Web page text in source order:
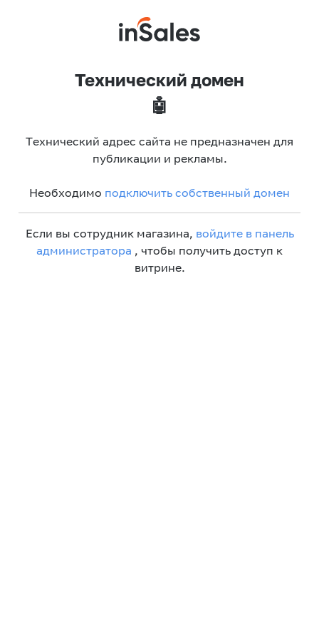
Технический домен
🤖
Технический адрес сайта не предназначен для
публикации и рекламы.
Необходимо подключить собственный домен
Если вы сотрудник магазина, войдите в панель
администратора , чтобы получить доступ к
витрине.